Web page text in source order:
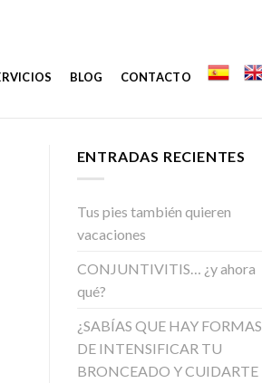
BLOG CONTACTO
ENTRADAS RECIENTES
Tus pies también quieren
vacaciones
CONJUNTIVITIS… ¿y ahora
qué?
¿SABÍAS QUE HAY FORMAS
DE INTENSIFICAR TU
BRONCEADO Y CUIDARTE